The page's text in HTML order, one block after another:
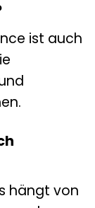
ist auch
hängt von